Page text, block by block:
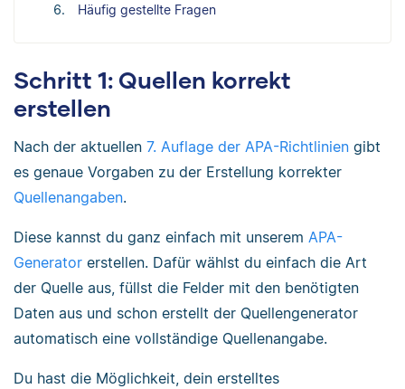
Häufig gestellte Fragen
Schritt 1: Quellen korrekt
erstellen
Nach der aktuellen 7. Auflage der APA-Richtlinien gibt
es genaue Vorgaben zu der Erstellung korrekter
Quellenangaben.
Diese kannst du ganz einfach mit unserem APA-
Generator erstellen. Dafür wählst du einfach die Art
der Quelle aus, füllst die Felder mit den benötigten
Daten aus und schon erstellt der Quellengenerator
automatisch eine vollständige Quellenangabe.
Du hast die Möglichkeit, dein erstelltes